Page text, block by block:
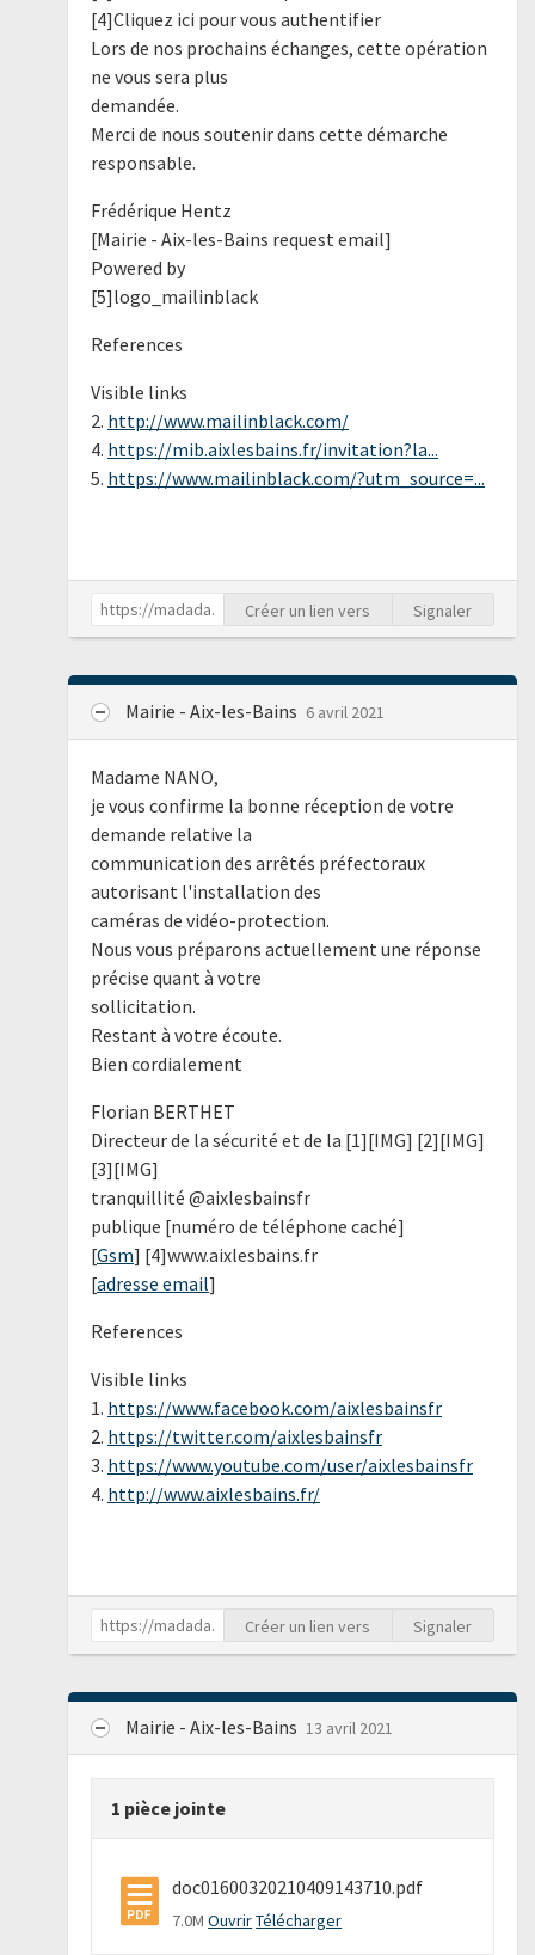
[4]Cliquez ici pour vous authentifier
Lors de nos prochains échanges, cette opération
ne vous sera plus
demandée.
Merci de nous soutenir dans cette démarche
responsable.
Frédérique Hentz
[Mairie - Aix-les-Bains request email]
Powered by
[5]logo_mailinblack
References
Visible links
2. http://www.mailinblack.com/
4. https://mib.aixlesbains.fr/invitation?la...
5. https://www.mailinblack.com/?utm_source=...
Créer un lien vers Signaler
Mairie - Aix-les-Bains 6 avril 2021
Madame NANO,
je vous confirme la bonne réception de votre
demande relative la
communication des arrêtés préfectoraux
autorisant l'installation des
caméras de vidéo-protection.
Nous vous préparons actuellement une réponse
précise quant à votre
sollicitation.
Restant à votre écoute.
Bien cordialement
Florian BERTHET
Directeur de la sécurité et de la [1][IMG] [2][IMG]
[3][IMG]
tranquillité @aixlesbainsfr
publique [numéro de téléphone caché]
[Gsm] [4]www.aixlesbains.fr
[adresse email]
References
Visible links
1. https://www.facebook.com/aixlesbainsfr
2. https://twitter.com/aixlesbainsfr
3. https://www.youtube.com/user/aixlesbainsfr
4. http://www.aixlesbains.fr/
Créer un lien vers Signaler
Mairie - Aix-les-Bains 13 avril 2021
1 pièce jointe
doc01600320210409143710.pdf
7.0MOuvrirTélécharger